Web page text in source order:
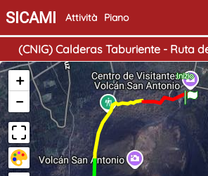
SICAMI Attività Piano
(CNIG) Calderas Taburiente - Ruta
Inizio
+
−